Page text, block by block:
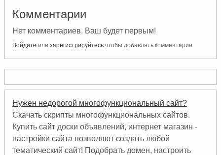
Комментарии
Нет комментариев. Ваш будет первым!
Войдите или зарегистрируйтесьчтобы добавлять комментарии
Нужен недорогой многофункциональный сайт?
Скачать скрипты многофункциональных сайтов.
Купить сайт доски объявлений, интернет магазин -
настройки сайта позволяют создать любой
тематический сайт! Подобрать домен, настроить